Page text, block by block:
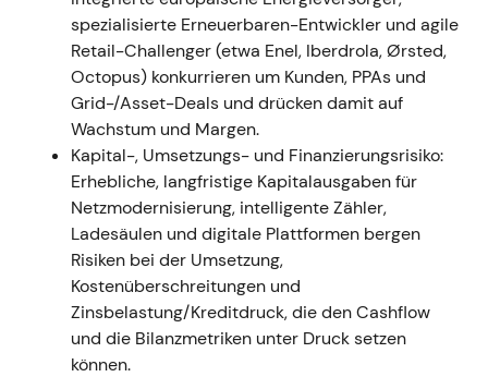
Versorgungssicherheit. E.ONs öffentliche Pläne und
Prognosen spiegeln die verschobene Priorität hin zu
umfangreichen Netzinvestitionen und Digitalisierung
wider[3] [7]. - Einordnung:
Die
Anlegerwahrnehmung verfestigte sich: E.ON gilt
zunehmend als defensiver, systemkritischer
Netzbetreiber – Ergebnisse werden als RAB-
getrieben und weniger von Commodity-
Schwankungen abhängig gesehen, was eine höhere
Toleranz gegenüber kurzfristigem
Investitionsaufwand für langfristig planbare Erträge
mit sich brachte
[7] Charttechnik:
2022 war
geprägt von erhöhter unterjähriger Volatilität und
einem kurzfristigen Rücksetzer, gefolgt von erneuter
spezialisierte Erneuerbaren-Entwickler und agile
Retail-Challenger (etwa Enel, Iberdrola, Ørsted,
Octopus) konkurrieren um Kunden, PPAs und
Grid-/Asset-Deals und drücken damit auf
Wachstum und Margen.
Kapital-, Umsetzungs- und Finanzierungsrisiko:
Erhebliche, langfristige Kapitalausgaben für
Netzmodernisierung, intelligente Zähler,
Ladesäulen und digitale Plattformen bergen
Risiken bei der Umsetzung,
Kostenüberschreitungen und
Zinsbelastung/Kreditdruck, die den Cashflow
und die Bilanzmetriken unter Druck setzen
können.